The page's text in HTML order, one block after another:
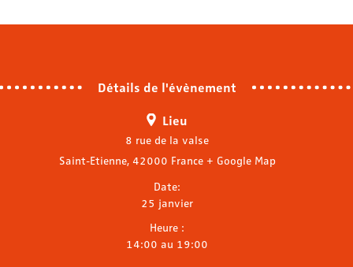
Détails de l'évènement
Lieu
8 rue de la valse
Saint-Etienne, 42000 France + Google Map
Date:
25 janvier
Heure :
14:00 au 19:00